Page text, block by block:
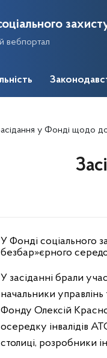
вебпортал
у Фонді щодо
У Фонді соціального
безбар»єрного
У засіданні брали
начальники
Фонду Олексій
осередку інвалідів
столиці, розробники